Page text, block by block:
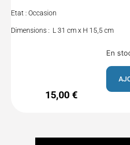
Etat : Occasion
Dimensions : L 31 cm x H 15,5 cm
15,00 €
En